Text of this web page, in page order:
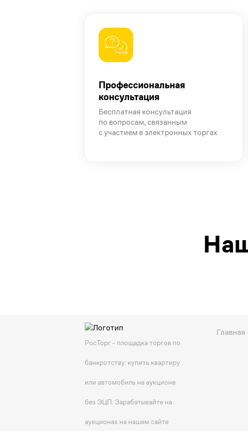
Профессиональная
консультация
Бесплатная консультация
по вопросам, связанным
с участием в электронных торгах
РосТорг - площадка торгов по
банкротству: купить квартиру
или автомобиль на аукционе
без ЭЦП. Зарабатывайте на
аукционах на нашем сайте
Главная